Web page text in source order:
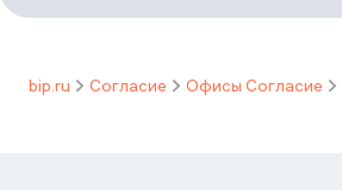
bip.ru Согласие Офисы Согласие